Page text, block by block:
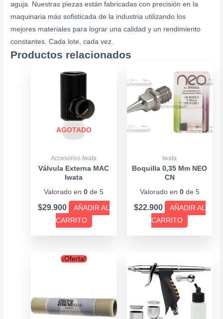
aguja. Nuestras piezas están fabricadas con precisión en la
maquinaria más sofisticada de la industria utilizando los
mejores materiales para lograr una calidad y un rendimiento
constantes. Cada lote, cada vez.
Productos relacionados
AGOTADO
Accesorios Iwata
Válvula Externa MAC
Iwata
Valorado en0 de 5
$29.900
AÑADIR AL
CARRITO
Iwata
Boquilla 0,35 Mm NEO
CN
Valorado en 0de 5
$22.900
AÑADIR AL
CARRITO
¡Oferta!Original